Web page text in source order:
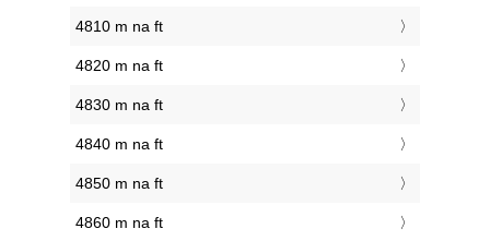
4810 m na ft
4820 m na ft
4830 m na ft
4840 m na ft
4850 m na ft
4860 m na ft